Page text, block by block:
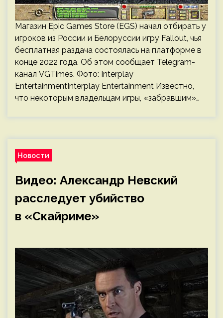
Магазин Epic Games Store (EGS) начал отбирать у
игроков из России и Белоруссии игру Fallout, чья
бесплатная раздача состоялась на платформе в
конце 2022 года. Об этом сообщает Telegram-
канал VGTimes. Фото: Interplay
EntertainmentInterplay Entertainment Известно,
что некоторым владельцам игры, «забравшим»…
Новости
Видео: Александр Невский
расследует убийство
в «Скайриме»